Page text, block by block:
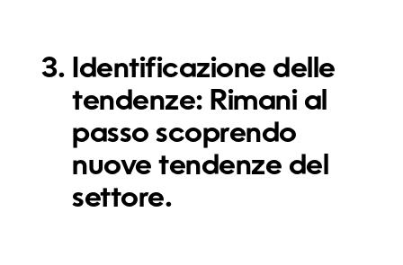
Identificazione delle
tendenze: Rimani al
passo scoprendo
nuove tendenze del
settore.